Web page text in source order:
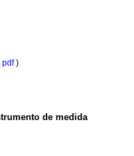
pdf)
de medida